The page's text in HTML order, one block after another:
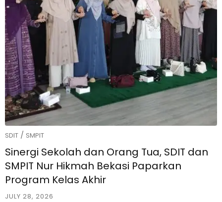
SDIT / SMPIT
Sinergi Sekolah dan Orang Tua, SDIT dan
SMPIT Nur Hikmah Bekasi Paparkan
Program Kelas Akhir
JULY 28, 2026